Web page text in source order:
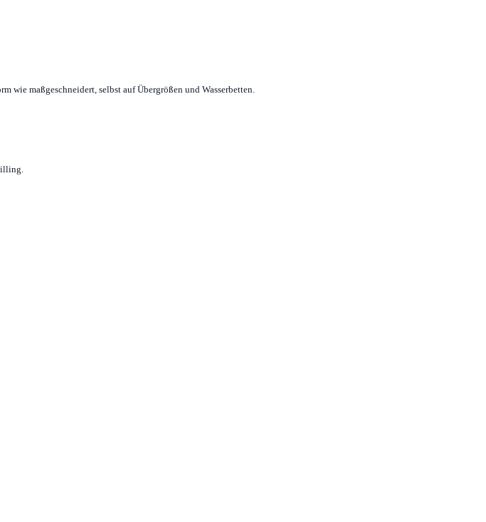
wie maßgeschneidert, selbst auf Übergrößen und Wasserbetten.